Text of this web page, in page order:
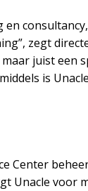
zegt
juist een
is
Center
Unacle voor